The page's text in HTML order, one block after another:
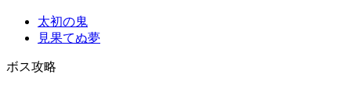
太初の鬼
見果てぬ夢
ボス攻略